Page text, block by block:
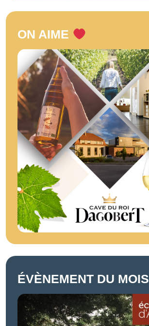
ON AIME
ÉVÈNEMENT DU MOIS